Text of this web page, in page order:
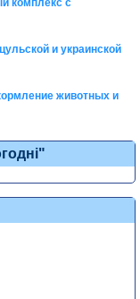
комплекс с
и украинской
животных и